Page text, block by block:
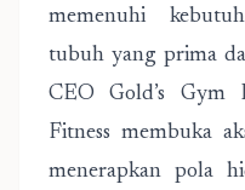
memenuhi
tubuh yang prima
CEO Gold’s Gym
Fitness membuka
menerapkan pola